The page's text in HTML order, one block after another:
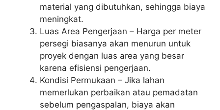
material yang dibutuhkan, sehingga biaya
meningkat.
Luas Area Pengerjaan – Harga per meter
persegi biasanya akan menurun untuk
proyek dengan luas area yang besar
karena efisiensi pengerjaan.
Kondisi Permukaan – Jika lahan
memerlukan perbaikan atau pemadatan
sebelum pengaspalan, biaya akan